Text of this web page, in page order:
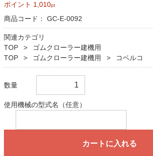
ポイント 1,010pt
商品コード： GC-E-0092
関連カテゴリ
TOP
ゴムクローラー建機用
TOP
ゴムクローラー建機用 コベルコ
数量
使用機械の型式名（任意）
カートに入れる